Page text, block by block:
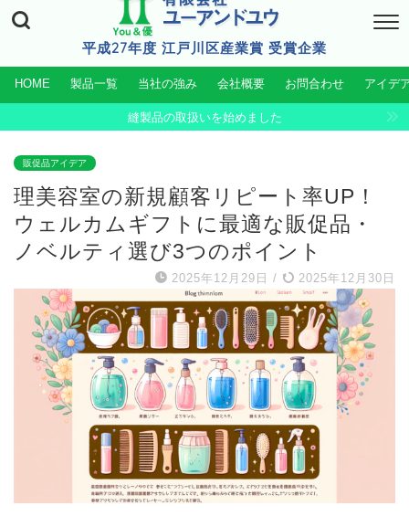
平成27年度 江戸川区産業賞 受賞企業
HOME 製品一覧 当社の強み 会社概要 お問合わせ アイデ
縫製品の取扱いを始めました
販促品アイデア
理美容室の新規顧客リピート率UP！
ウェルカムギフトに最適な販促品・
ノベルティ選び3つのポイント
2025年12月29日 / 2025年12月30日